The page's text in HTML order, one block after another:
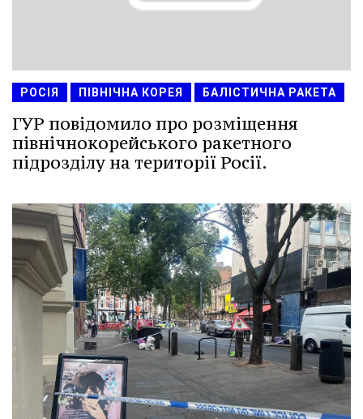
РОСІЯ ПІВНІЧНА КОРЕЯ БАЛІСТИЧНА РАКЕТА
ГУР повідомило про розміщення
північнокорейського ракетного
підрозділу на території Росії.